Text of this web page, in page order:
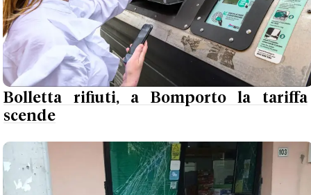
Bolletta rifiuti, a Bomporto la tariffa
scende